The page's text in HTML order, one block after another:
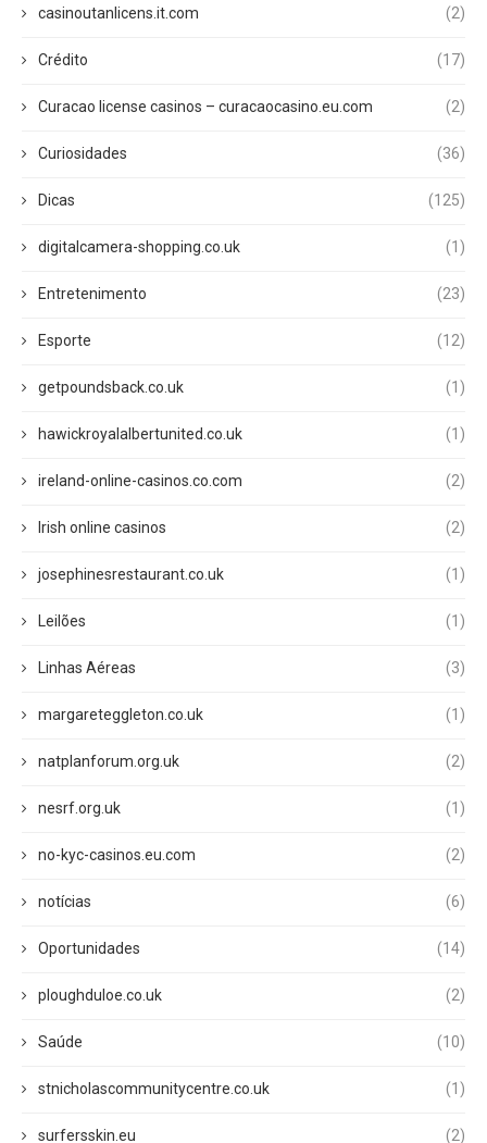
casinoutanlicens.it.com (2)
Crédito (17)
Curacao license casinos – curacaocasino.eu.com (2)
Curiosidades (36)
Dicas (125)
digitalcamera-shopping.co.uk (1)
Entretenimento (23)
Esporte (12)
getpoundsback.co.uk (1)
hawickroyalalbertunited.co.uk (1)
ireland-online-casinos.co.com (2)
Irish online casinos (2)
josephinesrestaurant.co.uk (1)
Leilões (1)
Linhas Aéreas (3)
margareteggleton.co.uk (1)
natplanforum.org.uk (2)
nesrf.org.uk (1)
no-kyc-casinos.eu.com (2)
notícias (6)
Oportunidades (14)
ploughduloe.co.uk (2)
Saúde (10)
stnicholascommunitycentre.co.uk (1)
surfersskin.eu (2)